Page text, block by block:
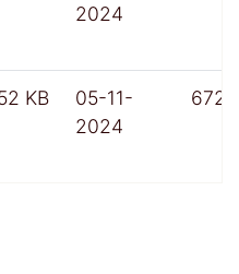
2024
KB
05-11-
2024
672